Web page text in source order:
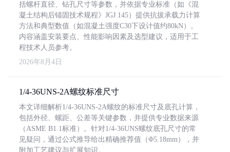
括螺杆直径、钻孔尺寸等参数，并依据专业标准（如《混
凝土结构后锚固技术规程》JGJ 145）提供抗拔承载力计算
方法和典型数值（如混凝土强度C30下设计值约80kN）。
内容涵盖安装要点、性能影响因素及选型建议，适用于工
程技术人员参考。
2026年8月4日
1/4-36UNS-2A螺纹标准尺寸
本文详细解析1/4-36UNS-2A螺纹的标准尺寸及底孔计算，
包括外径、螺距、公差等关键参数，并提供专业数据来源
（ASME B1.1标准）。针对1/4-36UNS螺纹底孔尺寸的常
见疑问，通过公式推导给出精确推荐值（Φ5.18mm），并
附加工艺建议与扩展知识。